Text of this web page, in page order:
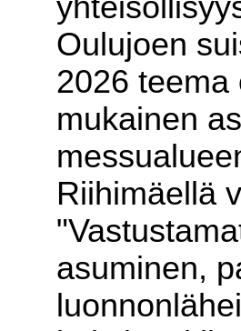
Oulujoen
2026 teema
mukainen
Riihimäellä
asuminen,